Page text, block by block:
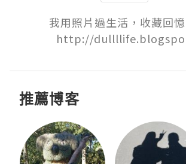
我用照片過生活，收藏回
http://
推薦博客